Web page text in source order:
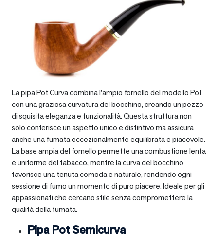
La pipa Pot Curva combina l’ampio fornello del modello Pot
con una graziosa curvatura del bocchino, creando un pezzo
di squisita eleganza e funzionalità. Questa struttura non
solo conferisce un aspetto unico e distintivo ma assicura
anche una fumata eccezionalmente equilibrata e piacevole.
La base ampia del fornello permette una combustione lenta
e uniforme del tabacco, mentre la curva del bocchino
favorisce una tenuta comoda e naturale, rendendo ogni
sessione di fumo un momento di puro piacere. Ideale per gli
appassionati che cercano stile senza compromettere la
qualità della fumata.
Pipa Pot Semicurva